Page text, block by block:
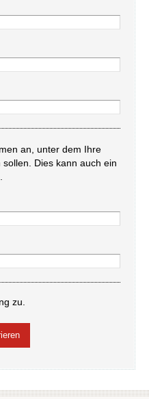
an, unter dem Ihre
Dies kann auch ein
zu.